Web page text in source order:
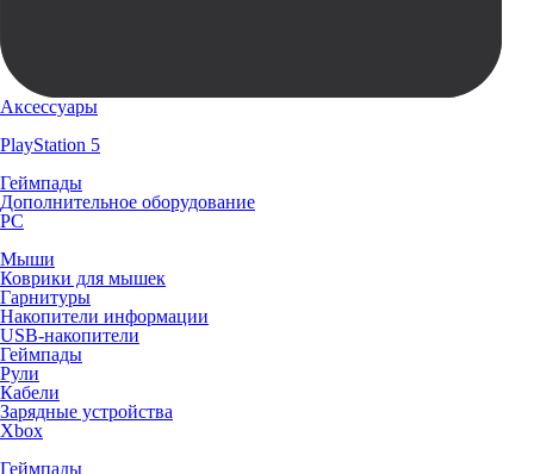
Аксессуары
PlayStation 5
Геймпады
Дополнительное оборудование
PC
Мыши
Коврики для мышек
Гарнитуры
Накопители информации
USB-накопители
Геймпады
Рули
Кабели
Зарядные устройства
Xbox
Геймпады